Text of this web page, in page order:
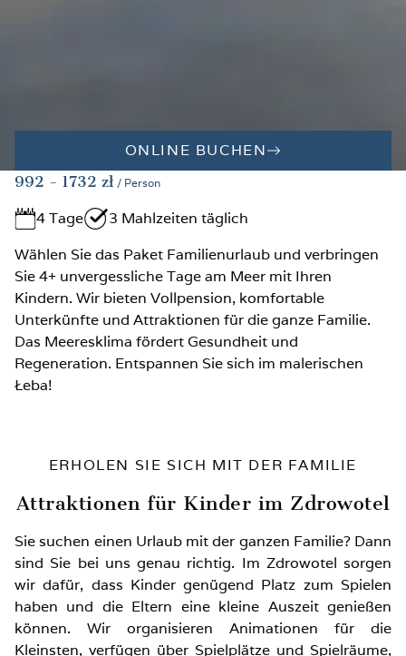
ONLINE BUCHEN
992 - 1732 zł / Person
4 Tage
3 Mahlzeiten täglich
Wählen Sie das Paket Familienurlaub und verbringen
Sie 4+ unvergessliche Tage am Meer mit Ihren
Kindern. Wir bieten Vollpension, komfortable
Unterkünfte und Attraktionen für die ganze Familie.
Das Meeresklima fördert Gesundheit und
Regeneration. Entspannen Sie sich im malerischen
Łeba!
ERHOLEN SIE SICH MIT DER FAMILIE
Attraktionen für Kinder im Zdrowotel
Sie suchen einen Urlaub mit der ganzen Familie? Dann
sind Sie bei uns genau richtig. Im Zdrowotel sorgen
wir dafür, dass Kinder genügend Platz zum Spielen
haben und die Eltern eine kleine Auszeit genießen
können. Wir organisieren Animationen für die
Kleinsten, verfügen über Spielplätze und Spielräume,